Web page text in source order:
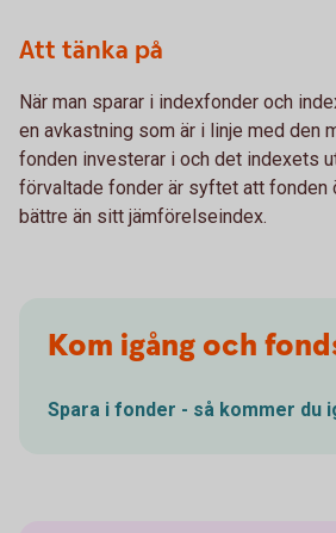
Att tänka på
När man sparar i indexfonder och
en avkastning som är i linje med den
fonden investerar i och det indexets
förvaltade fonder är syftet att fonden
bättre än sitt jämförelseindex.
Kom igång och
Spara i fonder - så kommer du